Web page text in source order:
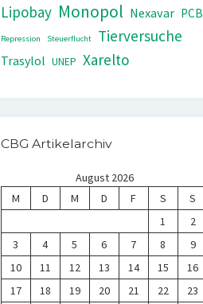
Lipobay Monopol Nexavar PCB
Repression Steuerflucht Tierversuche
Trasylol UNEP Xarelto
CBG Artikelarchiv
August 2026
M
D M D F S
S
1
2
3
4 5 6 7 8
9
10
11 12 13 14 15
16
17
18 19 20 21 22
23